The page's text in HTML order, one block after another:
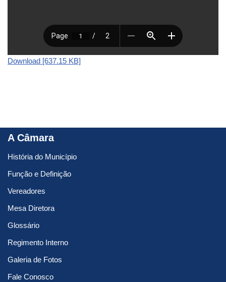
Download [637.15 KB]
A Câmara
História do Município
Função e Definição
Vereadores
Mesa Diretora
Glossário
Regimento Interno
Galeria de Fotos
Fale Conosco